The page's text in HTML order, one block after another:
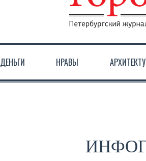
ДЕНЬГИ НРАВЫ